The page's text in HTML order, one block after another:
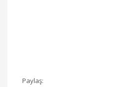
Paylaş: